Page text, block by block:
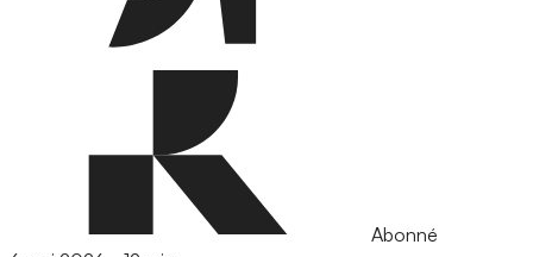
Abonné